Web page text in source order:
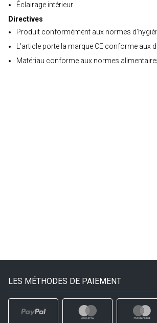
Éclairage intérieur
Directives
Produit conformément aux normes
L'article porte la marque CE conforme aux
Matériau conforme aux normes
LES MÉTHODES DE PAIEMENT